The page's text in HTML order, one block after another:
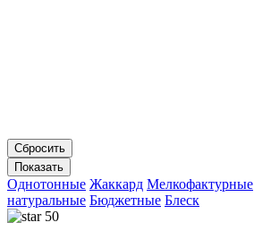
Однотонные Жаккард Мелкофактурные
натуральные Бюджетные Блеск
50